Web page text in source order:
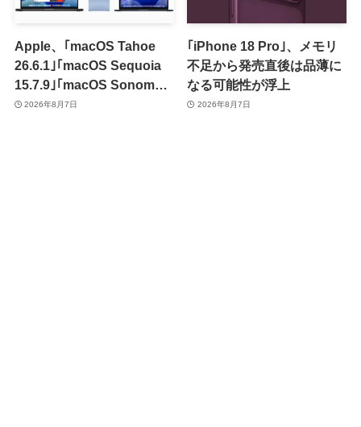
Apple、｢macOS Tahoe
26.6.1｣｢macOS Sequoia
15.7.9｣｢macOS Sonoma
14.8.9｣をリリース ｰ 画面共
2026年8月7日
｢iPhone 18 Pro｣、メモリ
不足から発売直後は品薄に
なる可能性が浮上
2026年8月7日